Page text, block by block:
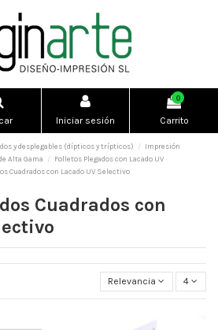
Iniciar sesión
0
Carrito
y desplegables (dípticos y trípticos)
Impresión
Alta Gama
Folletos Plegados con Lacado UV
Cuadrados con Lacado UV Selectivo
Cuadrados con
Relevancia 4